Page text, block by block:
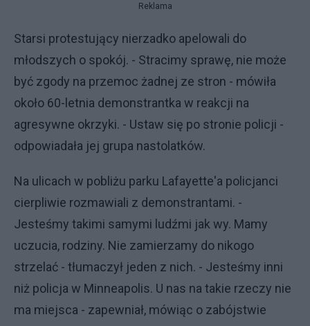
Reklama
Starsi protestujący nierzadko apelowali do
młodszych o spokój. - Stracimy sprawę, nie może
być zgody na przemoc żadnej ze stron - mówiła
około 60-letnia demonstrantka w reakcji na
agresywne okrzyki. - Ustaw się po stronie policji -
odpowiadała jej grupa nastolatków.
Na ulicach w pobliżu parku Lafayette'a policjanci
cierpliwie rozmawiali z demonstrantami. -
Jesteśmy takimi samymi ludźmi jak wy. Mamy
uczucia, rodziny. Nie zamierzamy do nikogo
strzelać - tłumaczył jeden z nich. - Jesteśmy inni
niż policja w Minneapolis. U nas na takie rzeczy nie
ma miejsca - zapewniał, mówiąc o zabójstwie